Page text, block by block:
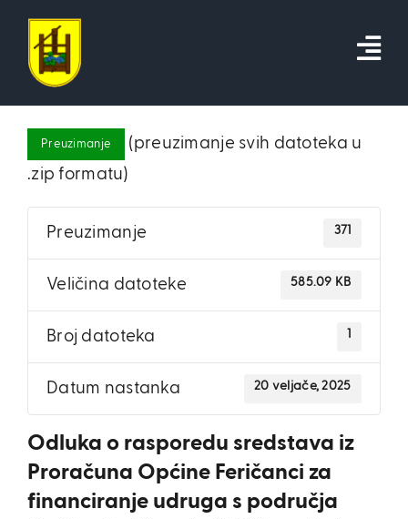
content
Preuzimanje
(preuzimanje svih datoteka u
.zip formatu)
Preuzimanje 371
Veličina datoteke 585.09 KB
Broj datoteka 1
Datum nastanka 20 veljače, 2025
Odluka o rasporedu sredstava iz
Proračuna Općine Feričanci za
financiranje udruga s područja